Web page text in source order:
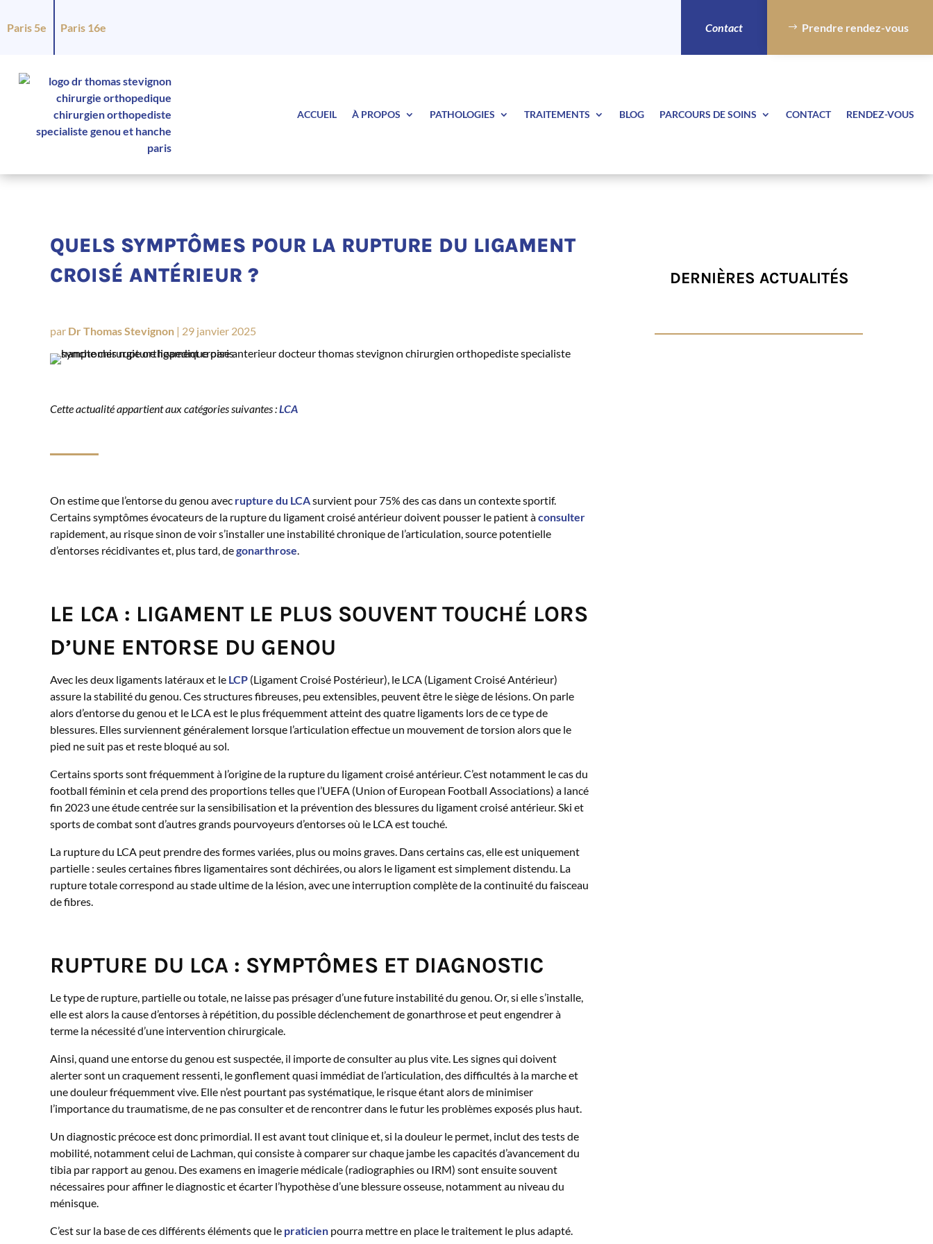
Paris 5e Paris 16e Contact Prendre rendez-vous
ACCUEIL À PROPOS PATHOLOGIES TRAITEMENTS BLOG PARCOURS DE SOINS CONTACT RENDEZ-VOUS
QUELS SYMPTÔMES POUR LA RUPTURE DU LIGAMENT
CROISÉ ANTÉRIEUR ?
par Dr Thomas Stevignon | 29 janvier 2025
Cette actualité appartient aux catégories suivantes :LCA
On estime que l’entorse du genou avec rupture du LCAsurvient pour 75% des cas dans un contexte sportif.
Certains symptômes évocateurs de la rupture du ligament croisé antérieur doivent pousser le patient àconsulter
rapidement, au risque sinon de voir s’installer une instabilité chronique de l’articulation, source potentielle
d’entorses récidivantes et, plus tard, degonarthrose
LE LCA : LIGAMENT LE PLUS SOUVENT TOUCHÉ LORS
D’UNE ENTORSE DU GENOU
Avec les deux ligaments latéraux et le LCP (Ligament Croisé Postérieur), le LCA (Ligament Croisé Antérieur)
assure la stabilité du genou. Ces structures fibreuses, peu extensibles, peuvent être le siège de lésions. On parle
alors d’entorse du genou et le LCA est le plus fréquemment atteint des quatre ligaments lors de ce type de
blessures. Elles surviennent généralement lorsque l’articulation effectue un mouvement de torsion alors que le
pied ne suit pas et reste bloqué au sol.
Certains sports sont fréquemment à l’origine de la rupture du ligament croisé antérieur. C’est notamment le cas du
football féminin et cela prend des proportions telles que l’UEFA (Union of European Football Associations) a lancé
fin 2023 une étude centrée sur la sensibilisation et la prévention des blessures du ligament croisé antérieur. Ski et
sports de combat sont d’autres grands pourvoyeurs d’entorses où le LCA est touché.
La rupture du LCA peut prendre des formes variées, plus ou moins graves. Dans certains cas, elle est uniquement
partielle : seules certaines fibres ligamentaires sont déchirées, ou alors le ligament est simplement distendu. La
rupture totale correspond au stade ultime de la lésion, avec une interruption complète de la continuité du faisceau
de fibres.
RUPTURE DU LCA : SYMPTÔMES ET DIAGNOSTIC
Le type de rupture, partielle ou totale, ne laisse pas présager d’une future instabilité du genou. Or, si elle s’installe,
elle est alors la cause d’entorses à répétition, du possible déclenchement de gonarthrose et peut engendrer à
terme la nécessité d’une intervention chirurgicale.
Ainsi, quand une entorse du genou est suspectée, il importe de consulter au plus vite. Les signes qui doivent
alerter sont un craquement ressenti, le gonflement quasi immédiat de l’articulation, des difficultés à la marche et
une douleur fréquemment vive. Elle n’est pourtant pas systématique, le risque étant alors de minimiser
l’importance du traumatisme, de ne pas consulter et de rencontrer dans le futur les problèmes exposés plus haut.
Un diagnostic précoce est donc primordial. Il est avant tout clinique et, si la douleur le permet, inclut des tests de
mobilité, notamment celui de Lachman, qui consiste à comparer sur chaque jambe les capacités d’avancement du
tibia par rapport au genou. Des examens en imagerie médicale (radiographies ou IRM) sont ensuite souvent
nécessaires pour affiner le diagnostic et écarter l’hypothèse d’une blessure osseuse, notamment au niveau du
ménisque.
C’est sur la base de ces différents éléments que le praticien pourra mettre en place le traitement le plus adapté.
DERNIÈRES ACTUALITÉS